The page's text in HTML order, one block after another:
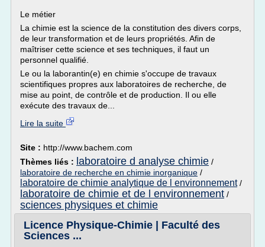
Le métier
La chimie est la science de la constitution des divers corps,
de leur transformation et de leurs propriétés. Afin de
maîtriser cette science et ses techniques, il faut un
personnel qualifié.
Le ou la laborantin(e) en chimie s'occupe de travaux
scientifiques propres aux laboratoires de recherche, de
mise au point, de contrôle et de production. Il ou elle
exécute des travaux de...
Lire la suite
Site : http://www.bachem.com
Thèmes liés : laboratoire d analyse chimie /
laboratoire de recherche en chimie inorganique /
laboratoire de chimie analytique de l environnement/
laboratoire de chimie et de l environnement /
sciences physiques et chimie
Licence Physique-Chimie | Faculté des
Sciences ...